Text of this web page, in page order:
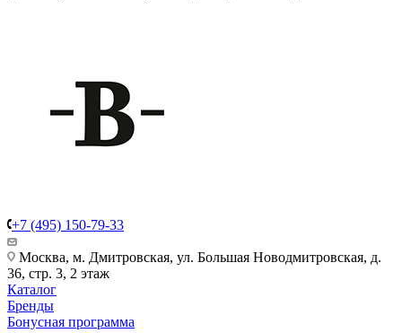
+7 (495) 150-79-33
Москва, м. Дмитровская, ул. Большая Новодмитровская, д.
36, стр. 3, 2 этаж
Каталог
Бренды
Бонусная программа